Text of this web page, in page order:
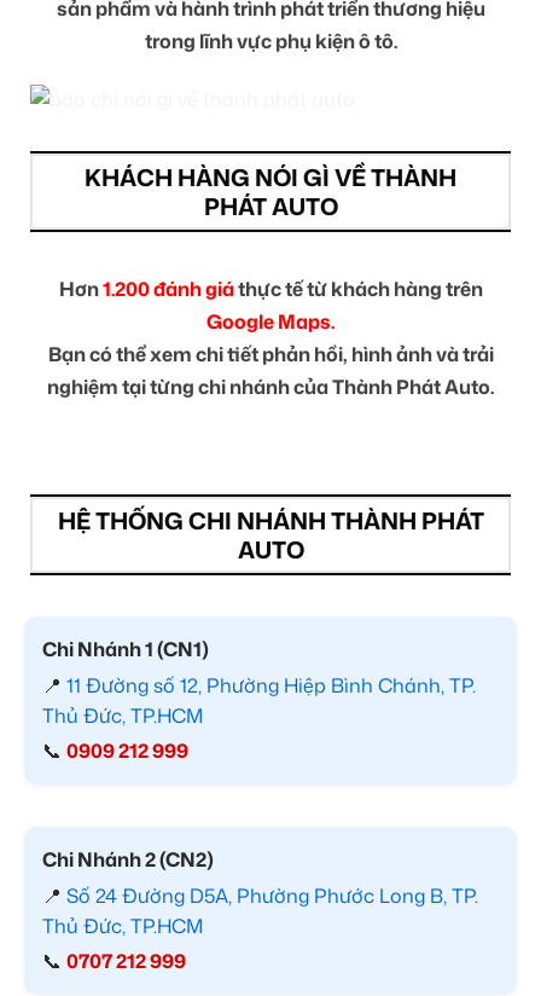
sản phẩm và hành trình phát triển thương hiệu
trong lĩnh vực phụ kiện ô tô.
KHÁCH HÀNG NÓI GÌ VỀ THÀNH
PHÁT AUTO
Hơn1.200 đánh giáthực tế từ khách hàng trên
Google Maps.
Bạn có thể xem chi tiết phản hồi, hình ảnh và trải
nghiệm tại từng chi nhánh của Thành Phát Auto.
HỆ THỐNG CHI NHÁNH THÀNH PHÁT
AUTO
Chi Nhánh 1 (CN1)
📍 11 Đường số 12, Phường Hiệp Bình Chánh, TP.
Thủ Đức, TP.HCM
📞 0909 212 999
Chi Nhánh 2 (CN2)
📍 Số 24 Đường D5A, Phường Phước Long B, TP.
Thủ Đức, TP.HCM
📞 0707 212 999